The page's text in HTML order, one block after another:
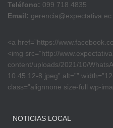
Teléfono: 099 718 4835
Email: gerencia@expectativa.ec
<a href=”https://
<img src=”http://
content/uploads/2021/10/
10.45.12-8.jpeg” alt=””
class=”alignnone size-full wp-
NOTICIAS LOCAL